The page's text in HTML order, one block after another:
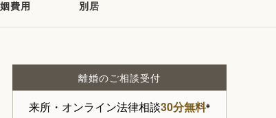
費用 別居
離婚のご相談受付
来所・オンライン法律相談30分無料※